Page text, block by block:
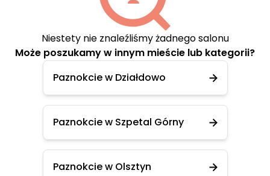
Niestety nie znaleźliśmy żadnego salonu
Może poszukamy w innym mieście lub kategorii?
Paznokcie w Działdowo
Paznokcie w Szpetal Górny
Paznokcie w Olsztyn